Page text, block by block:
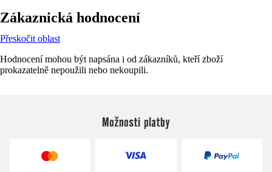
Zákaznická hodnocení
Přeskočit oblast
Hodnocení mohou být napsána i od zákazníků, kteří zboží
prokazatelně nepoužili nebo nekoupili.
Možnosti platby